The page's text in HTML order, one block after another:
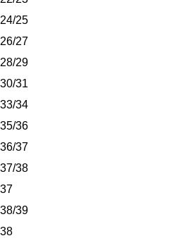
24/25
26/27
28/29
30/31
33/34
35/36
36/37
37/38
37
38/39
38